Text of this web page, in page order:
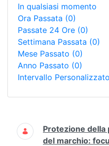
In qualsiasi momento
Ora Passata (0)
Passate 24 Ore (0)
Settimana Passata (0)
Mese Passato (0)
Anno Passato (0)
Intervallo
Ricerca
Protezione
del marchio: